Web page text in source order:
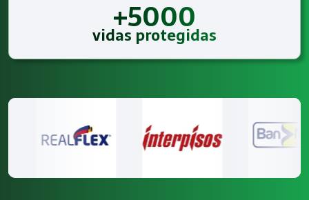
+5000
vidas protegidas